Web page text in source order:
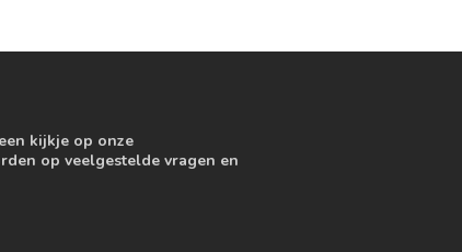
kijkje op onze
op veelgestelde vragen en